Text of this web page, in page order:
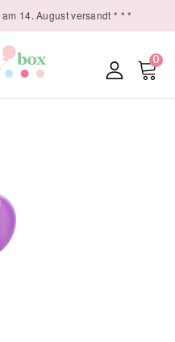
14. August versandt * * *
0